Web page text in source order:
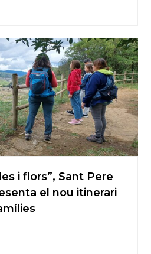
i flors”, Sant Pere
el nou itinerari